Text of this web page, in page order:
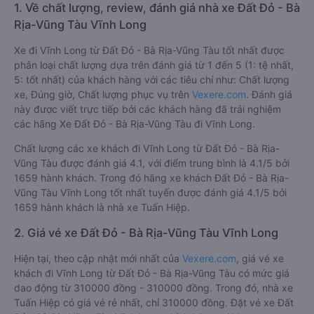
1. Về chất lượng, review, đánh giá nhà xe Đất Đỏ - Bà
Rịa-Vũng Tàu Vĩnh Long
Xe đi Vĩnh Long từ Đất Đỏ - Bà Rịa-Vũng Tàu tốt nhất được
phân loại chất lượng dựa trên đánh giá từ 1 đến 5 (1: tệ nhất,
5: tốt nhất) của khách hàng với các tiêu chí như: Chất lượng
xe, Đúng giờ, Chất lượng phục vụ trên Vexere.com. Đánh giá
này được viết trực tiếp bởi các khách hàng đã trải nghiệm
các hãng Xe Đất Đỏ - Bà Rịa-Vũng Tàu đi Vĩnh Long.
Chất lượng các xe khách đi Vĩnh Long từ Đất Đỏ - Bà Rịa-
Vũng Tàu được đánh giá 4.1, với điểm trung bình là 4.1/5 bởi
1659 hành khách. Trong đó hãng xe khách Đất Đỏ - Bà Rịa-
Vũng Tàu Vĩnh Long tốt nhất tuyến được đánh giá 4.1/5 bởi
1659 hành khách là nhà xe Tuấn Hiệp.
2. Giá vé xe Đất Đỏ - Bà Rịa-Vũng Tàu Vĩnh Long
Hiện tại, theo cập nhật mới nhất của Vexere.com , giá vé xe
khách đi Vĩnh Long từ Đất Đỏ - Bà Rịa-Vũng Tàu có mức giá
dao động từ 310000 đồng - 310000 đồng. Trong đó, nhà xe
Tuấn Hiệp có giá vé rẻ nhất, chỉ 310000 đồng. Đặt vé xe Đất